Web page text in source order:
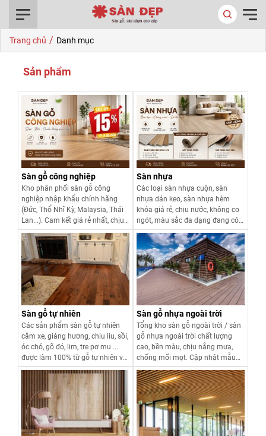
Trang chủ / Danh mục
Sản phẩm
Sàn gỗ công nghiệp
Kho phân phối sàn gỗ công
nghiệp nhập khẩu chính hãng
(Đức, Thổ Nhĩ Kỳ, Malaysia, Thái
Lan...). Cam kết giá rẻ nhất, chịu
nước tốt, bảo hành dài hạn.
Khuyến mãi 25% - Click xem ngay
mẫu đẹp! Xem chi tiết
Sàn nhựa
Các loại sàn nhựa cuộn, sàn
nhựa dán keo, sàn nhựa hèm
khóa giá rẻ, chịu nước, không co
ngót, màu sắc đa dạng đang có
nhiều ứng dụng trong các công
trình nhà sàn ở, văn phòng, nhà
máy, bệnh viện, trường học, trung
tâm thương mại ...
Xem chi tiết
Sàn gỗ tự nhiên
Các sản phẩm sàn gỗ tự nhiên
căm xe, giáng hương, chiu liu, sồi,
óc chó, gõ đỏ, lim, tre pơ mu ...
được làm 100% từ gỗ tự nhiên với
công nghệ ép, tẩm sấy, chống
mối mọt, sơn chống xước mang
đến sự sang trọng, đẳng cấp cho
công trình của bạn.
Xem chi tiết
Sàn gỗ nhựa ngoài trời
Tổng kho sàn gỗ ngoài trời / sàn
gỗ nhựa ngoài trời chất lượng
cao, bền màu, chịu nắng mưa,
chống mối mọt. Cập nhật mẫu
mới 2026, lắp đặt nhanh, bảo
hành dài hạn.
Xem chi tiết